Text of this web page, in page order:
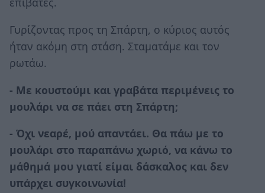
Γυρίζοντας προς τη Σπάρτη, ο κύριος αυτός
ήταν ακόμη στη στάση. Σταματάμε και τον
ρωτάω.
- Με κουστούμι και γραβάτα περιμένεις το
μουλάρι να σε πάει στη Σπάρτη;
- Όχι νεαρέ, μού απαντάει. Θα πάω με το
μουλάρι στο παραπάνω χωριό, να κάνω το
μάθημά μου γιατί είμαι δάσκαλος και δεν
υπάρχει συγκοινωνία!